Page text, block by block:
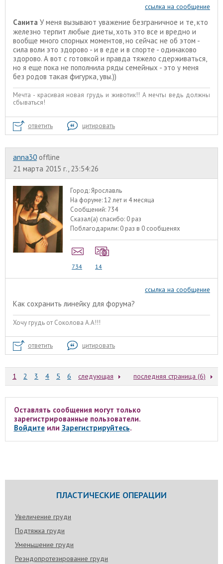
ссылка на сообщение
Санита У меня вызывают уважение безграничное и те, кто
железно терпит любые диеты, хоть это все и вредно и
вообще много спорных моментов, но сейчас не об этом -
сила воли это здорово - и в еде и в спорте - одинаково
здорово. А вот с готовкой и правда тяжело сдерживаться,
но я еще пока не пополнила ряды семейных - это у меня
без родов такая фигурка, увы.))
Мечта - красивая новая грудь и животик!! А мечты ведь должны
сбываться!
ответить цитировать
anna30 offline
21 марта 2015 г., 23:54:26
Город:Ярославль
На форуме:12 лет и 4 месяца
Сообщений: 734
Сказал(а) спасибо: 0 раз
Поблагодарили: 0 раз в 0 сообщенях
734 14
ссылка на сообщение
Как сохранить линейку для форума?
Хочу грудь от Соколова А.А!!!
ответить цитировать
1 2 3 4 5 6 следующая последняя страница (6)
Оставлять сообщения могут только
зарегистрированные пользователи.
Войдитеили Зарегистрируйтесь.
ПЛАСТИЧЕСКИЕ ОПЕРАЦИИ
Увеличение груди
Подтяжка груди
Уменьшение груди
Реэндопротезирование груди